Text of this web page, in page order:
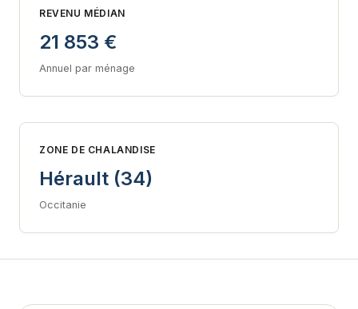
REVENU MÉDIAN
21 853 €
Annuel par ménage
ZONE DE CHALANDISE
Hérault (34)
Occitanie